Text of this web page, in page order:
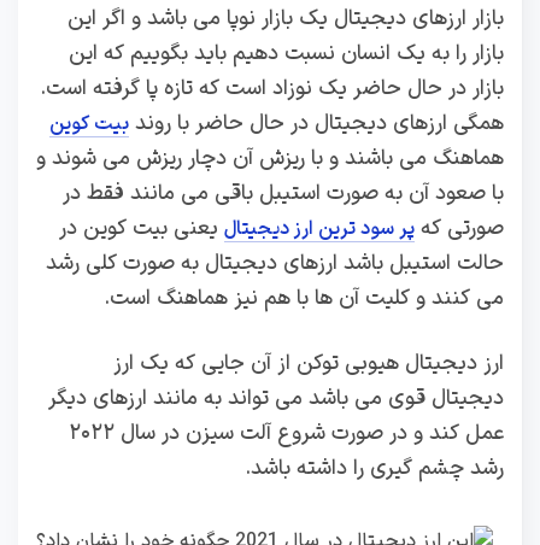
بازار ارزهای دیجیتال یک بازار نوپا می باشد و اگر این
بازار را به یک انسان نسبت دهیم باید بگوییم که این
بازار در حال حاضر یک نوزاد است که تازه پا گرفته است‌.
همگی ارزهای دیجیتال در حال حاضر با روند بیت کوین
هماهنگ می باشند و با ریزش آن دچار ریزش می شوند و
با صعود آن به صورت استیبل باقی می مانند فقط در
صورتی که پر سود ترین ارز دیجیتال یعنی بیت کوین در
حالت استیبل باشد ارزهای دیجیتال به صورت کلی رشد
می کنند و کلیت آن ها با هم نیز هماهنگ است.
ارز دیجیتال هیوبی توکن از آن جایی که یک ارز
دیجیتال قوی می باشد می تواند به مانند ارزهای دیگر
عمل کند و در صورت شروع آلت سیزن در سال ۲۰۲۲
رشد چشم گیری را داشته باشد.